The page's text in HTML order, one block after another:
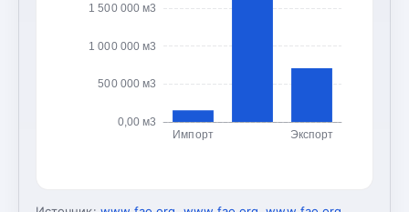
0,00 м3
500 000 м3
1 000 000 м3
1 500 000 м3
Импорт Экспорт